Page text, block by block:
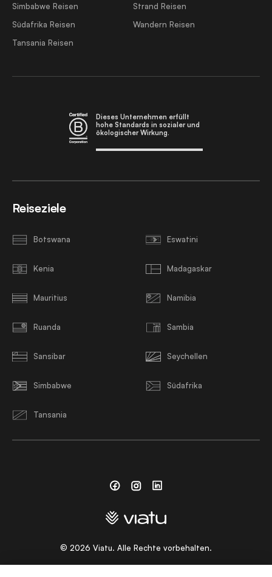
Simbabwe Reisen
Südafrika Reisen
Tansania Reisen
Strand Reisen
Wandern Reisen
Dieses Unternehmen erfüllt
hohe Standards in sozialer und
ökologischer Wirkung.
Reiseziele
Botswana Eswatini
Kenia Madagaskar
Mauritius Namibia
Ruanda Sambia
Sansibar Seychellen
Simbabwe Südafrika
Tansania
© 2026 Viatu. Alle Rechte vorbehalten.
FacebookInstagramLinkedin